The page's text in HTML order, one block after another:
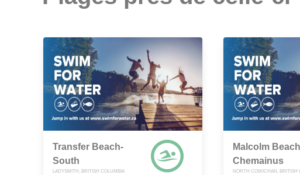
Transfer Beach-
South
LADYSMITH, BRITISH COLUMBIA
Malcolm
Chemainus
NORTH COWICHAN, BRITISH